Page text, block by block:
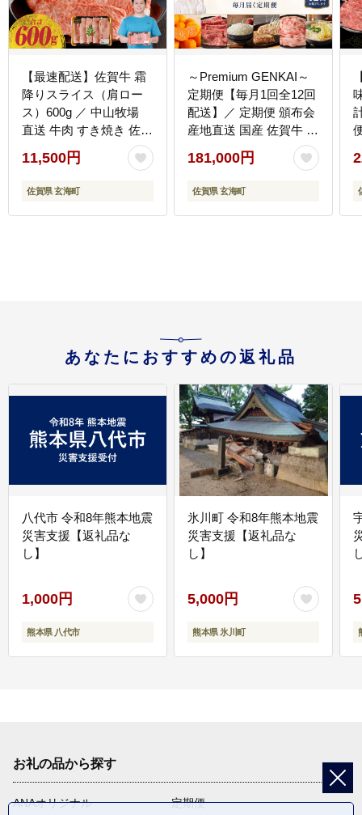
【最速配送】佐賀牛 霜
降りスライス（肩ロー
ス）600g ／ 中山牧場
直送 牛肉 すき焼き 佐賀
牛 赤身スライス しゃぶ
しゃぶ 肉 牛 霜降り 黒
毛和牛 牛肉 すきやき ス
県 玄海町
11,500円
佐賀県 玄海町
～Premium GENKAI～
定期便【毎月1回全12回
配送】／ 定期便 頒布会
産地直送 国産 佐賀牛 牛
肉 肉 真鯛 12ヵ月 果物
フルーツ キンショウメ
ロン 苺 いちご みかん
ちゃんぽん 米 新米 詰め
181,000円
佐賀県 玄海町
あなたにおすすめの返礼品
八代市 令和8年熊本地震
災害支援【返礼品な
し】
1,000円
熊本県 八代市
氷川町 令和8年熊本地震
災害支援【返礼品な
し】
5,000円
熊本県 氷川町
お礼の品から探す
ANAオリジナル
定期便